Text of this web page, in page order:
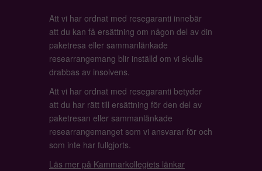
Att vi har ordnat med resegaranti innebär
att du kan få ersättning om någon del av din
paketresa eller sammanlänkade
researrangemang blir inställd om vi skulle
drabbas av insolvens.
Att vi har ordnat med resegaranti betyder
att du har rätt till ersättning för den del av
paketresan eller sammanlänkade
researrangemanget som vi ansvarar för och
som inte har fullgjorts.
Läs mer på Kammarkollegiets länkar